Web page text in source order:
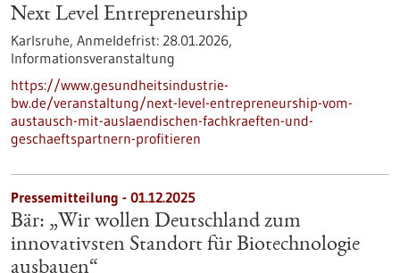
Next Level Entrepreneurship
Karlsruhe, Anmeldefrist: 28.01.2026,
Informationsveranstaltung
https://www.gesundheitsindustrie-
bw.de/veranstaltung/next-level-entrepreneurship-vom-
austausch-mit-auslaendischen-fachkraeften-und-
geschaeftspartnern-profitieren
Pressemitteilung - 01.12.2025
Bär: „Wir wollen Deutschland zum
innovativsten Standort für Biotechnologie
ausbauen“